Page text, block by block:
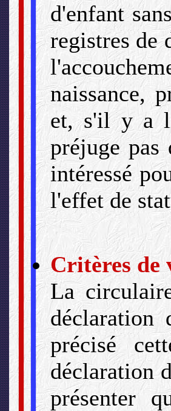
d'enfant
registres de
naissance,
et, s'il y a
préjuge
intéressé
l'effet de
Critères de
La
déclaration
précisé
déclaration
présenter